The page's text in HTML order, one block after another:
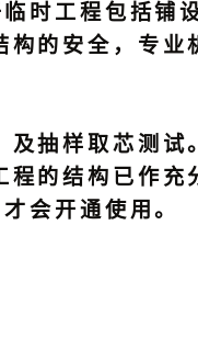
工程包括铺
的安全，专业
抽样取芯测试
的结构已作充
会开通使用。